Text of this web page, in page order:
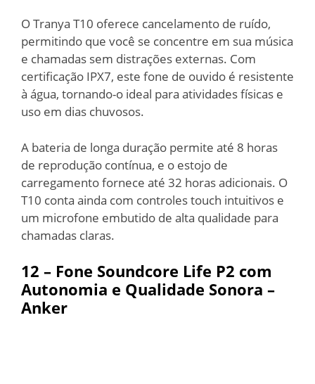
O Tranya T10 oferece cancelamento de ruído,
permitindo que você se concentre em sua música
e chamadas sem distrações externas. Com
certificação IPX7, este fone de ouvido é resistente
à água, tornando-o ideal para atividades físicas e
uso em dias chuvosos.
A bateria de longa duração permite até 8 horas
de reprodução contínua, e o estojo de
carregamento fornece até 32 horas adicionais. O
T10 conta ainda com controles touch intuitivos e
um microfone embutido de alta qualidade para
chamadas claras.
12 – Fone Soundcore Life P2 com
Autonomia e Qualidade Sonora –
Anker